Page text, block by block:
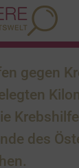
gegen
des